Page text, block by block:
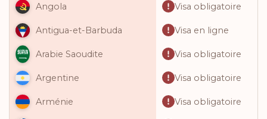
Angola Visa obligatoire
Antigua-et-Barbuda Visa en ligne
Arabie Saoudite Visa obligatoire
Argentine Visa obligatoire
Arménie Visa obligatoire